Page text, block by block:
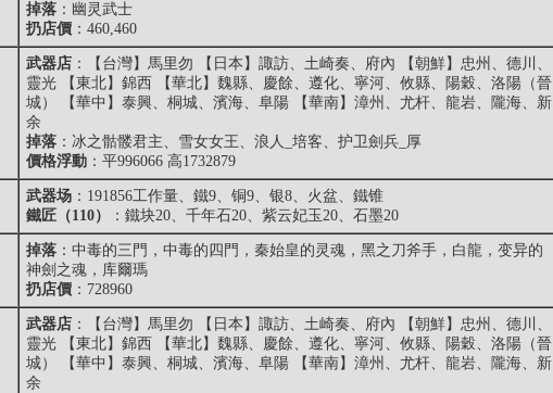
掉落 ： 幽灵武士
扔店價 ：460,460
武器店 ：【台灣】馬里勿 【日本】諏訪、土崎奏、府內 【朝鮮】忠州、德川、
靈光 【東北】錦西 【華北】魏縣、慶餘、遵化、寧河、攸縣、陽穀、洛陽（晉
城） 【華中】泰興、桐城、濱海、阜陽 【華南】漳州、尤杆、龍岩、隴海、新
余
掉落 ：冰之骷髅君主、雪女女王、浪人_培客、护卫劍兵_厚
價格浮動 ：平996066 高1732879
武器场 ：191856工作量、鐵9、铜9、银8、火盆、鐵锥
鐵匠（110）
：鐵块20、千年石20、紫云妃玉20、石墨20
掉落 ：中毒的三門，中毒的四門，秦始皇的灵魂，黑之刀斧手，白龍，变异的
神劍之魂，库爾瑪
扔店價 ：728960
武器店 ：【台灣】馬里勿 【日本】諏訪、土崎奏、府內 【朝鮮】忠州、德川、
靈光 【東北】錦西 【華北】魏縣、慶餘、遵化、寧河、攸縣、陽穀、洛陽（晉
城） 【華中】泰興、桐城、濱海、阜陽 【華南】漳州、尤杆、龍岩、隴海、新
余